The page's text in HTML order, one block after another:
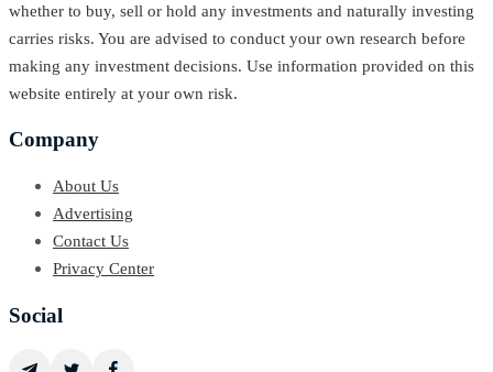
whether to buy, sell or hold any investments and naturally investing
carries risks. You are advised to conduct your own research before
making any investment decisions. Use information provided on this
website entirely at your own risk.
Company
About Us
Advertising
Contact Us
Privacy Center
Social